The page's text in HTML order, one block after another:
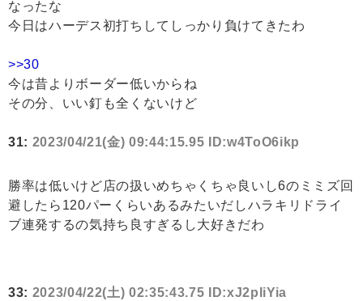
なったな
今日はハーデス初打ちしてしっかり負けてきたわ
>>30
今は昔よりボーダー低いからね
その分、いい釘も全くないけど
31: 2023/04/21(金) 09:44:15.95 ID:w4ToO6ikp
勝率は低いけど店の扱いめちゃくちゃ良いし6のミミズ回
避したら120パーくらいあるみたいだしハラキリドライ
ブ連発するの気持ち良すぎるし大好きだわ
33: 2023/04/22(土) 02:35:43.75 ID:xJ2pIiYia